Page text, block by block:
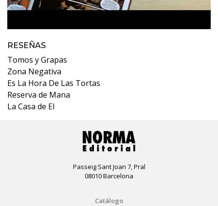
RESEÑAS
Tomos y Grapas
Zona Negativa
Es La Hora De Las Tortas
Reserva de Mana
La Casa de El
Passeig Sant Joan 7, Pral
08010 Barcelona
Catálogo